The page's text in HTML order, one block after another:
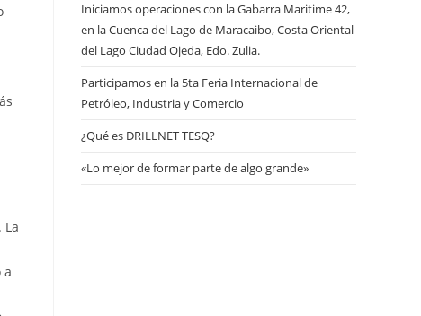
La
a
Iniciamos operaciones con la Gabarra Maritime 42,
en la Cuenca del Lago de Maracaibo, Costa Oriental
del Lago Ciudad Ojeda, Edo. Zulia.
Participamos en la 5ta Feria Internacional de
Petróleo, Industria y Comercio
¿Qué es DRILLNET TESQ?
«Lo mejor de formar parte de algo grande»